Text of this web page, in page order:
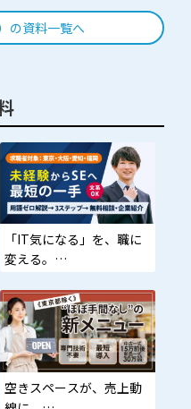
い！」そんな広告代理
店・マーケティング・営
業担当者の方へ
の資料一覧へ
「IT気になる」を、職に
変える。
難しい言葉なし／20代限
定の転身ルートを0円で開
示
空きスペースが、売上動